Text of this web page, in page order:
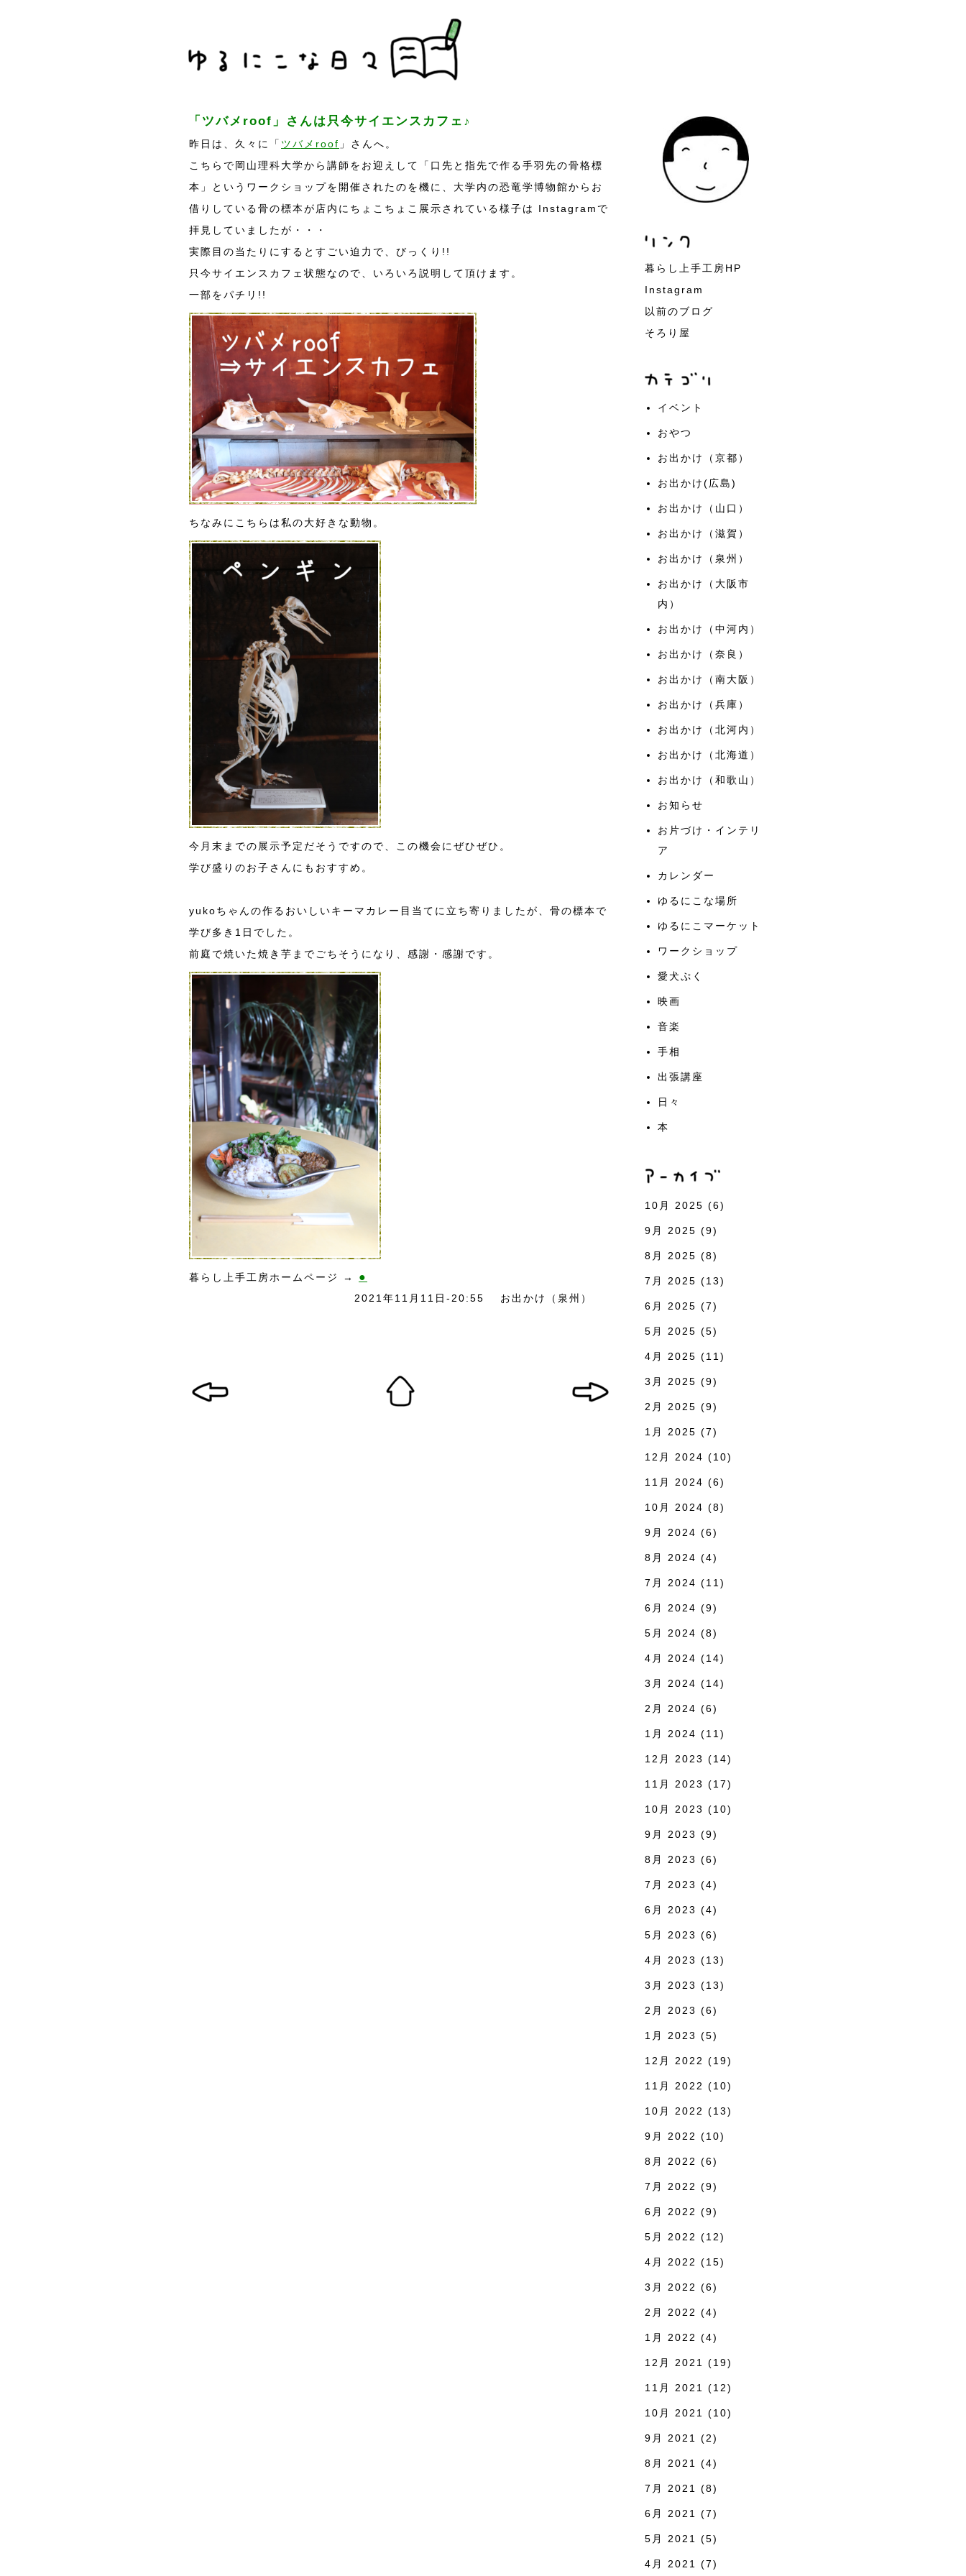
「ツバメroof」さんは只今サイエンスカフェ♪
昨日は、久々に「 ツバメroof 」さんへ。
こちらで岡山理科大学から講師をお迎えして「口先と指先で作る手羽先の骨格標
本」というワークショップを開催されたのを機に、大学内の恐竜学博物館からお
借りしている骨の標本が店内にちょこちょこ展示されている様子は Instagramで
拝見していましたが・・・
実際目の当たりにするとすごい迫力で、びっくり!!
只今サイエンスカフェ状態なので、いろいろ説明して頂けます。
一部をパチリ!!
ちなみにこちらは私の大好きな動物。
今月末までの展示予定だそうですので、この機会にぜひぜひ。
学び盛りのお子さんにもおすすめ。
yukoちゃんの作るおいしいキーマカレー目当てに立ち寄りましたが、骨の標本で
学び多き1日でした。
前庭で焼いた焼き芋までごちそうになり、感謝・感謝です。
暮らし上手工房ホームページ → ●
2021年11月11日-20:55 お出かけ（泉州）
暮らし上手工房HP
Instagram
以前のブログ
そろり屋
イベント
おやつ
お出かけ（京都）
お出かけ(広島)
お出かけ（山口）
お出かけ（滋賀）
お出かけ（泉州）
お出かけ（大阪市
内）
お出かけ（中河内）
お出かけ（奈良）
お出かけ（南大阪）
お出かけ（兵庫）
お出かけ（北河内）
お出かけ（北海道）
お出かけ（和歌山）
お知らせ
お片づけ・インテリ
ア
カレンダー
ゆるにこな場所
ゆるにこマーケット
ワークショップ
愛犬ぷく
映画
音楽
手相
出張講座
日々
本
10月 2025 (6)
9月 2025 (9)
8月 2025 (8)
7月 2025 (13)
6月 2025 (7)
5月 2025 (5)
4月 2025 (11)
3月 2025 (9)
2月 2025 (9)
1月 2025 (7)
12月 2024 (10)
11月 2024 (6)
10月 2024 (8)
9月 2024 (6)
8月 2024 (4)
7月 2024 (11)
6月 2024 (9)
5月 2024 (8)
4月 2024 (14)
3月 2024 (14)
2月 2024 (6)
1月 2024 (11)
12月 2023 (14)
11月 2023 (17)
10月 2023 (10)
9月 2023 (9)
8月 2023 (6)
7月 2023 (4)
6月 2023 (4)
5月 2023 (6)
4月 2023 (13)
3月 2023 (13)
2月 2023 (6)
1月 2023 (5)
12月 2022 (19)
11月 2022 (10)
10月 2022 (13)
9月 2022 (10)
8月 2022 (6)
7月 2022 (9)
6月 2022 (9)
5月 2022 (12)
4月 2022 (15)
3月 2022 (6)
2月 2022 (4)
1月 2022 (4)
12月 2021 (19)
11月 2021 (12)
10月 2021 (10)
9月 2021 (2)
8月 2021 (4)
7月 2021 (8)
6月 2021 (7)
5月 2021 (5)
4月 2021 (7)